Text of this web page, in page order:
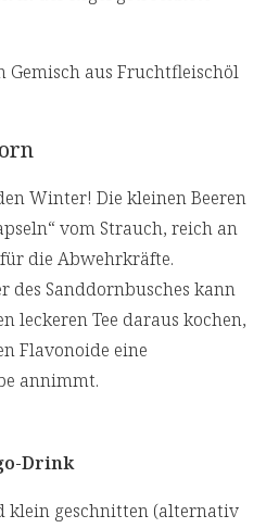
Gemisch aus Fruchtfleischöl
Winter! Die kleinen Beeren
vom Strauch, reich an
die Abwehrkräfte.
des Sanddornbusches kann
leckeren Tee daraus kochen,
Flavonoide eine
annimmt.
Drink
klein geschnitten (alternativ